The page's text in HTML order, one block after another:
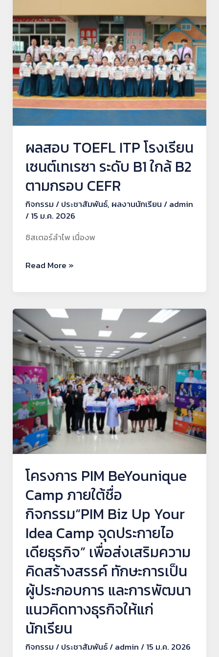
ผลสอบ TOEFL ITP โรงเรียน
เซนต์เทเรซา ระดับ B1 ใกล้ B2
ตามกรอบ CEFR
กิจกรรม /ประชาสัมพันธ์, ผลงานนักเรียน /admin
/15 ม.ค. 2026
ซิสเตอร์ลำไพ เนื่องพ
สอบ
TOEFL
ITP
โรงเรียน
เซนต์
เท
เรซา
ระดับ
ใกล้
B2
ตาม
กรอบ
CEFR
Read More »
โครงการ PIM BeYounique
Camp ภายใต้ชื่อ
กิจกรรม“PIM Biz Up Your
Idea Camp จุดประกายไอ
เดียธุรกิจ” เพื่อส่งเสริมความ
คิดสร้างสรรค์ ทักษะการเป็น
ผู้ประกอบการ และการพัฒนา
แนวคิดทางธุรกิจให้แก่
นักเรียน
กิจกรรม /ประชาสัมพันธ์/admin /15 ม.ค. 2026
โครงการ
PIM
BeYounique
Camp
ภาย
ใต้
ชื่อ
กิจกรรม“PIM
Biz
Up
Your
Idea
Camp
จุด
ประกาย
เดีย
ธุรกิจ”
เพื่อ
ส่ง
เสริม
ความ
คิด